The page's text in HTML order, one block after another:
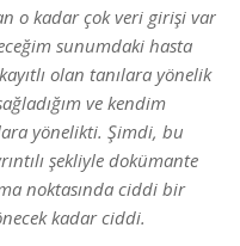
o kadar çok veri girişi var
sunumdaki hasta
olan tanılara yönelik
ve kendim
yönelikti. Şimdi, bu
şekliyle dokümante
noktasında ciddi bir
kadar ciddi.